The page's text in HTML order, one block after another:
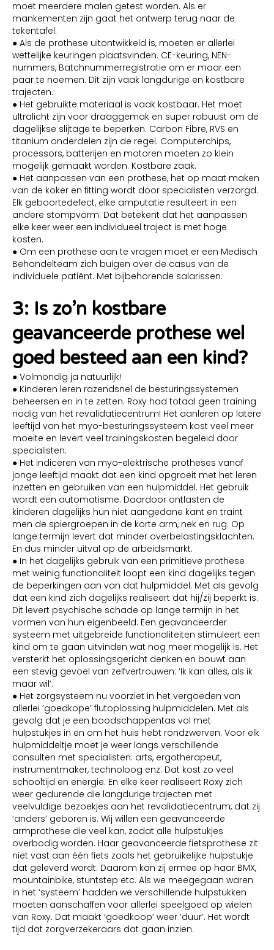
moet meerdere malen getest worden. Als er
mankementen zijn gaat het ontwerp terug naar de
tekentafel.
● Als de prothese uitontwikkeld is, moeten er allerlei
wettelijke keuringen plaatsvinden. CE-keuring, NEN-
nummers, Batchnummerregistratie om er maar een
paar te noemen. Dit zijn vaak langdurige en kostbare
trajecten.
● Het gebruikte materiaal is vaak kostbaar. Het moet
ultralicht zijn voor draaggemak en super robuust om de
dagelijkse slijtage te beperken. Carbon Fibre, RVS en
titanium onderdelen zijn de regel. Computerchips,
processors, batterijen en motoren moeten zo klein
mogelijk gemaakt worden. Kostbare zaak.
● Het aanpassen van een prothese, het op maat maken
van de koker en fitting wordt door specialisten verzorgd.
Elk geboortedefect, elke amputatie resulteert in een
andere stompvorm. Dat betekent dat het aanpassen
elke keer weer een individueel traject is met hoge
kosten.
● Om een prothese aan te vragen moet er een Medisch
Behandelteam zich buigen over de casus van de
individuele patiënt. Met bijbehorende salarissen.
3: Is zo’n kostbare
geavanceerde prothese wel
goed besteed aan een kind?
● Volmondig ja natuurlijk!
● Kinderen leren razendsnel de besturingssystemen
beheersen en in te zetten. Roxy had totaal geen training
nodig van het revalidatiecentrum! Het aanleren op latere
leeftijd van het myo-besturingssysteem kost veel meer
moeite en levert veel trainingskosten begeleid door
specialisten.
● Het indiceren van myo-elektrische protheses vanaf
jonge leeftijd maakt dat een kind opgroeit met het leren
inzetten en gebruiken van een hulpmiddel. Het gebruik
wordt een automatisme. Daardoor ontlasten de
kinderen dagelijks hun niet aangedane kant en traint
men de spiergroepen in de korte arm, nek en rug. Op
lange termijn levert dat minder overbelastingsklachten.
En dus minder uitval op de arbeidsmarkt.
● In het dagelijks gebruik van een primitieve prothese
met weinig functionaliteit loopt een kind dagelijks tegen
de beperkingen aan van dat hulpmiddel. Met als gevolg
dat een kind zich dagelijks realiseert dat hij/zij beperkt is.
Dit levert psychische schade op lange termijn in het
vormen van hun eigenbeeld. Een geavanceerder
systeem met uitgebreide functionaliteiten stimuleert een
kind om te gaan uitvinden wat nog meer mogelijk is. Het
versterkt het oplossingsgericht denken en bouwt aan
een stevig gevoel van zelfvertrouwen: ‘Ik kan alles, als ik
maar wil’.
● Het zorgsysteem nu voorziet in het vergoeden van
allerlei ‘goedkope’ flutoplossing hulpmiddelen. Met als
gevolg dat je een boodschappentas vol met
hulpstukjes in en om het huis hebt rondzwerven. Voor elk
hulpmiddeltje moet je weer langs verschillende
consulten met specialisten: arts, ergotherapeut,
instrumentmaker, technoloog enz. Dat kost zo veel
schooltijd en energie. En elke keer realiseert Roxy zich
weer gedurende die langdurige trajecten met
veelvuldige bezoekjes aan het revalidatiecentrum, dat zij
‘anders’ geboren is. Wij willen een geavanceerde
armprothese die veel kan, zodat alle hulpstukjes
overbodig worden. Haar geavanceerde fietsprothese zit
niet vast aan één fiets zoals het gebruikelijke hulpstukje
dat geleverd wordt. Daarom kan zij ermee op haar BMX,
mountainbike, stuntstep etc. Als we meegegaan waren
in het ‘systeem’ hadden we verschillende hulpstukken
moeten aanschaffen voor allerlei speelgoed op wielen
van Roxy. Dat maakt ‘goedkoop’ weer ‘duur’. Het wordt
tijd dat zorgverzekeraars dat gaan inzien.